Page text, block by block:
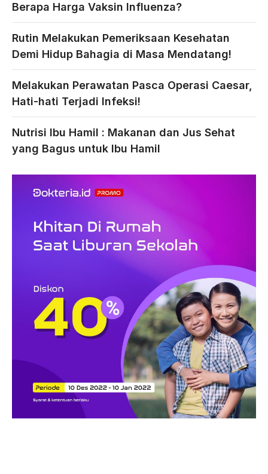
Berapa Harga Vaksin Influenza?
Rutin Melakukan Pemeriksaan Kesehatan
Demi Hidup Bahagia di Masa Mendatang!
Melakukan Perawatan Pasca Operasi Caesar,
Hati-hati Terjadi Infeksi!
Nutrisi Ibu Hamil : Makanan dan Jus Sehat
yang Bagus untuk Ibu Hamil